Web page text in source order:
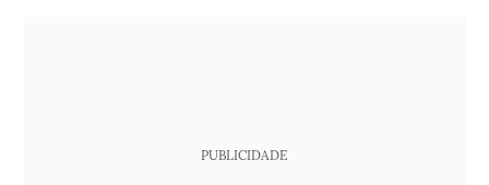
PUBLICIDADE